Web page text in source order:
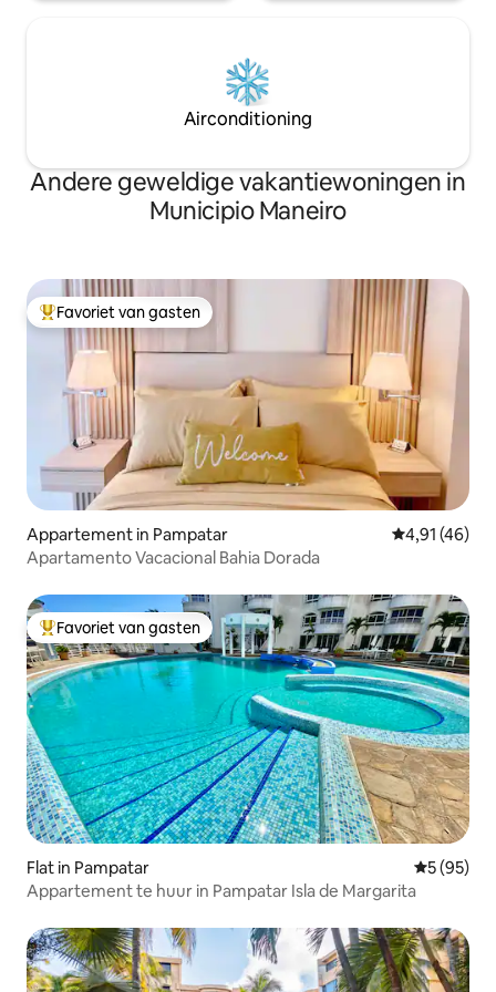
Airconditioning
Andere geweldige vakantiewoningen in
Municipio Maneiro
Topfavoriet van gasten
Favoriet van gasten
Appartement in Pampatar Gemiddelde
4,91 (46)
Apartamento Vacacional Bahia Dorada
Topfavoriet van gasten
Favoriet van gasten
Flat in Pampatar
5 (95)
Appartement te huur in Pampatar Isla de Margarita